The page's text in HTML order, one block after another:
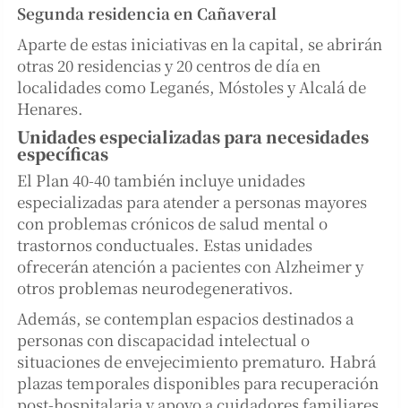
Segunda residencia en Cañaveral
Aparte de estas iniciativas en la capital, se abrirán
otras 20 residencias y 20 centros de día en
localidades como Leganés, Móstoles y Alcalá de
Henares.
Unidades especializadas para necesidades
específicas
El Plan 40-40 también incluye unidades
especializadas para atender a personas mayores
con problemas crónicos de salud mental o
trastornos conductuales. Estas unidades
ofrecerán atención a pacientes con Alzheimer y
otros problemas neurodegenerativos.
Además, se contemplan espacios destinados a
personas con discapacidad intelectual o
situaciones de envejecimiento prematuro. Habrá
plazas temporales disponibles para recuperación